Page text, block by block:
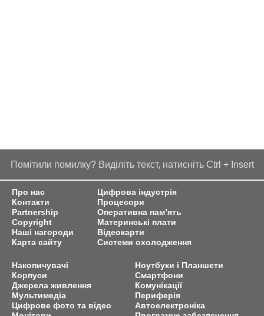
Помітили помилку? Виділіть текст, натисніть Ctrl + Insert
Про нас
Контакти
Partnership
Copyright
Наші нагороди
Карта сайту
Цифрова індустрія
Процесори
Оперативна пам’ять
Материнські плати
Відеокарти
Системи охолодження
Накопичувачі
Корпуси
Джерела живлення
Мультимедіа
Цифрове фото та відео
Ноутбуки і Планшети
Смартфони
Комунікації
Периферія
Автоелектроніка